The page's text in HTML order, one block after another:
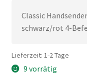
Classic
schwarz/rot 4-
Lieferzeit: 1-2 Tage
9 vorrätig